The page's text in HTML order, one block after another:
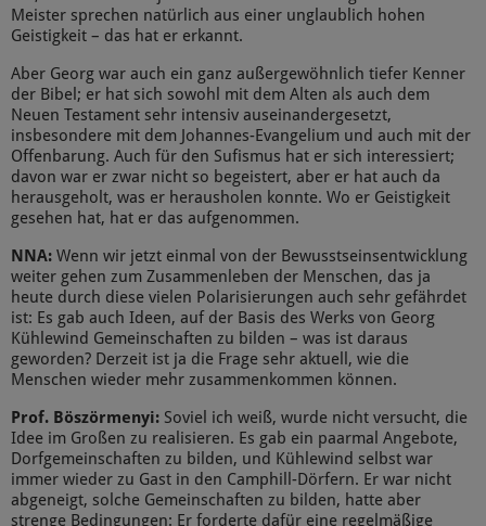
Meister sprechen natürlich aus einer unglaublich hohen
Geistigkeit – das hat er erkannt.
Aber Georg war auch ein ganz außergewöhnlich tiefer Kenner
der Bibel; er hat sich sowohl mit dem Alten als auch dem
Neuen Testament sehr intensiv auseinandergesetzt,
insbesondere mit dem Johannes-Evangelium und auch mit der
Offenbarung. Auch für den Sufismus hat er sich interessiert;
davon war er zwar nicht so begeistert, aber er hat auch da
herausgeholt, was er herausholen konnte. Wo er Geistigkeit
gesehen hat, hat er das aufgenommen.
NNA: Wenn wir jetzt einmal von der Bewusstseinsentwicklung
weiter gehen zum Zusammenleben der Menschen, das ja
heute durch diese vielen Polarisierungen auch sehr gefährdet
ist: Es gab auch Ideen, auf der Basis des Werks von Georg
Kühlewind Gemeinschaften zu bilden – was ist daraus
geworden? Derzeit ist ja die Frage sehr aktuell, wie die
Menschen wieder mehr zusammenkommen können.
Prof. Böszörmenyi: Soviel ich weiß, wurde nicht versucht, die
Idee im Großen zu realisieren. Es gab ein paarmal Angebote,
Dorfgemeinschaften zu bilden, und Kühlewind selbst war
immer wieder zu Gast in den Camphill-Dörfern. Er war nicht
abgeneigt, solche Gemeinschaften zu bilden, hatte aber
strenge Bedingungen: Er forderte dafür eine regelmäßige